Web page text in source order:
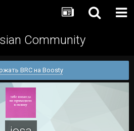
Community
BRC на Boosty